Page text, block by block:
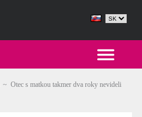
~ Otec s matkou takmer dva roky nevideli